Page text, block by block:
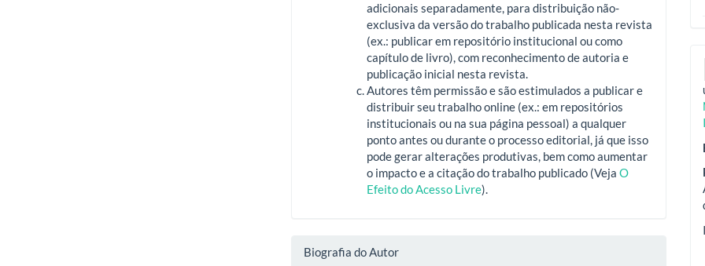
adicionais separadamente, para distribuição não-
exclusiva da versão do trabalho publicada nesta revista
(ex.: publicar em repositório institucional ou como
capítulo de livro), com reconhecimento de autoria e
publicação inicial nesta revista.
Autores têm permissão e são estimulados a publicar e
distribuir seu trabalho online (ex.: em repositórios
institucionais ou na sua página pessoal) a qualquer
ponto antes ou durante o processo editorial, já que isso
pode gerar alterações produtivas, bem como aumentar
o impacto e a citação do trabalho publicado (VejaO
Efeito do Acesso Livre).
Biografia do Autor